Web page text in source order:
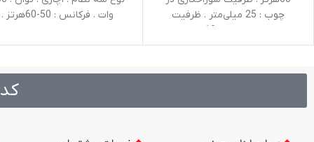
چوب : 25 میلی‌متر . ظرفیت
سرعت در حالت آزاد : صفر تا
240 ولت . وزن : 1.7 کیلوگرم .
نوع سه نظام : آچاری . متعلقات :
وات . فرکانس : 50-60هرتز .
متعلقات : آچار سه نظام